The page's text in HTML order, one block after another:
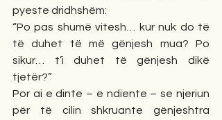
pyeste dridhshëm:
“Po pas shumë vitesh… kur nuk do të
të duhet të më gënjesh mua? Po
sikur… t’i duhet të gënjesh dikë
tjetër?”
Por ai e dinte – e ndiente – se njeriun
për të cilin shkruante gënjeshtra